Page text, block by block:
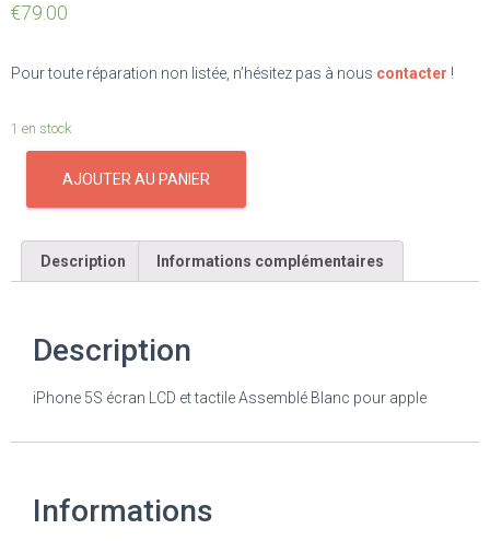
€79.00
Pour toute réparation non listée, n’hésitez pas à nous contacter !
1 en stock
AJOUTER AU PANIER
Description Informations complémentaires
Description
iPhone 5S écran LCD et tactile Assemblé Blanc pour apple
Informations